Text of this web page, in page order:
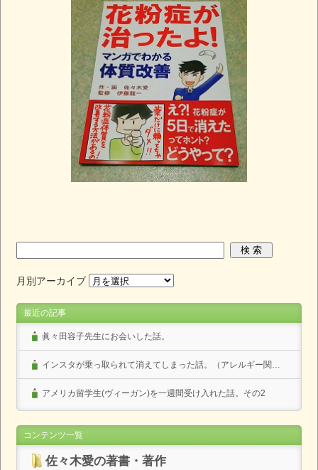
月別アーカイブ
最近の記事
眞々田容子先生にお会いした話。
インスタが乗っ取られて消えてしまった話。（アレルギー関係なし）
アメリカ留学生(ヴィーガン)を一週間受け入れた話。その2
コンテンツ一覧
佐々木愛の著書・著作